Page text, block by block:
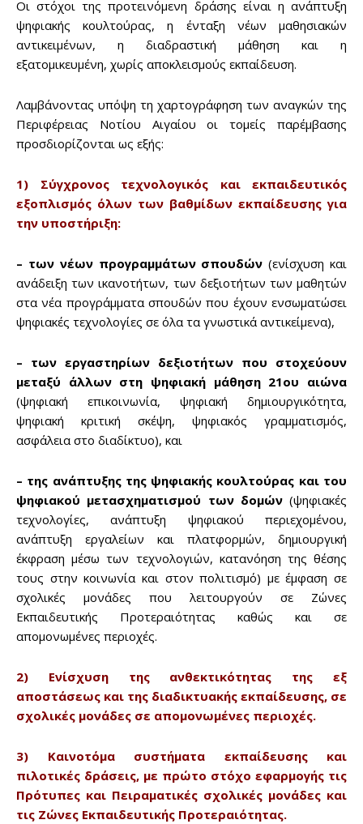
Don't miss
out!
SUBSCRIBE
Οι στόχοι της προτεινόμενη δράσης είναι η ανάπτυξη
ψηφιακής κουλτούρας, η ένταξη νέων μαθησιακών
αντικειμένων, η διαδραστική μάθηση και η
εξατομικευμένη, χωρίς αποκλεισμούς εκπαίδευση.
Λαμβάνοντας υπόψη τη χαρτογράφηση των αναγκών της
Περιφέρειας Νοτίου Αιγαίου οι τομείς παρέμβασης
προσδιορίζονται ως εξής:
1) Σύγχρονος τεχνολογικός και εκπαιδευτικός
εξοπλισμός όλων των βαθμίδων εκπαίδευσης για
την υποστήριξη:
– των νέων προγραμμάτων σπουδών (ενίσχυση και
ανάδειξη των ικανοτήτων, των δεξιοτήτων των μαθητών
στα νέα προγράμματα σπουδών που έχουν ενσωματώσει
ψηφιακές τεχνολογίες σε όλα τα γνωστικά αντικείμενα),
– των εργαστηρίων δεξιοτήτων που στοχεύουν
μεταξύ άλλων στη ψηφιακή μάθηση 21ου αιώνα
(ψηφιακή επικοινωνία, ψηφιακή δημιουργικότητα,
ψηφιακή κριτική σκέψη, ψηφιακός γραμματισμός,
ασφάλεια στο διαδίκτυο), και
– της ανάπτυξης της ψηφιακής κουλτούρας και του
ψηφιακού μετασχηματισμού των δομών(ψηφιακές
τεχνολογίες, ανάπτυξη ψηφιακού περιεχομένου,
ανάπτυξη εργαλείων και πλατφορμών, δημιουργική
έκφραση μέσω των τεχνολογιών, κατανόηση της θέσης
τους στην κοινωνία και στον πολιτισμό) με έμφαση σε
σχολικές μονάδες που λειτουργούν σε Ζώνες
Εκπαιδευτικής Προτεραιότητας καθώς και σε
απομονωμένες περιοχές.
2) Ενίσχυση της ανθεκτικότητας της εξ
αποστάσεως και της διαδικτυακής εκπαίδευσης, σε
σχολικές μονάδες σε απομονωμένες περιοχές.
3) Καινοτόμα συστήματα εκπαίδευσης και
πιλοτικές δράσεις, με πρώτο στόχο εφαρμογής τις
Πρότυπες και Πειραματικές σχολικές μονάδες και
τις Ζώνες Εκπαιδευτικής Προτεραιότητας.